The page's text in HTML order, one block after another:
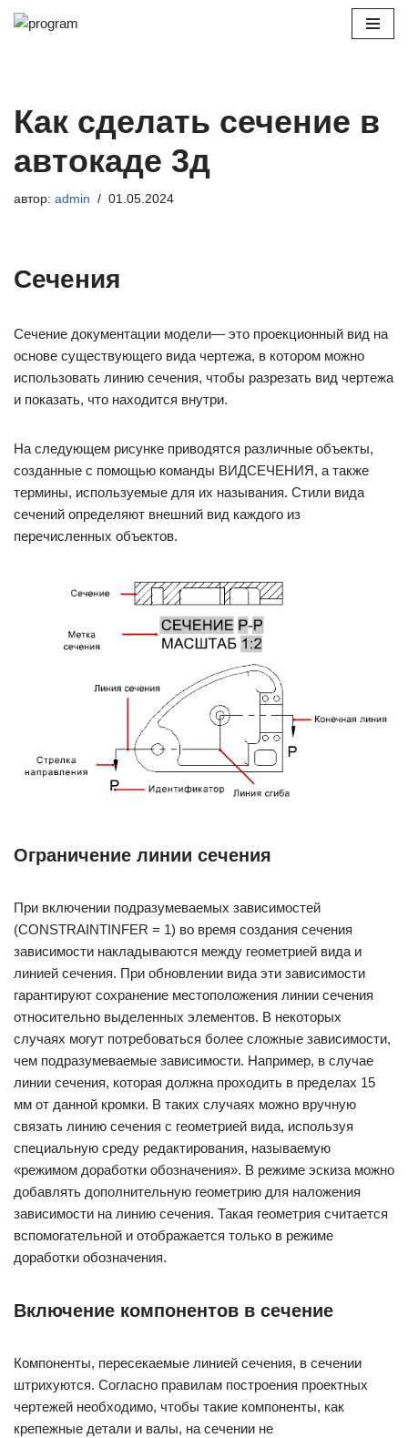
Как сделать сечение в
автокаде 3д
автор: admin 01.05.2024
Сечения
Сечение документации модели— это проекционный вид на
основе существующего вида чертежа, в котором можно
использовать линию сечения, чтобы разрезать вид чертежа
и показать, что находится внутри.
На следующем рисунке приводятся различные объекты,
созданные с помощью команды ВИДСЕЧЕНИЯ, а также
термины, используемые для их называния. Стили вида
сечений определяют внешний вид каждого из
перечисленных объектов.
Ограничение линии сечения
При включении подразумеваемых зависимостей
(CONSTRAINTINFER = 1) во время создания сечения
зависимости накладываются между геометрией вида и
линией сечения. При обновлении вида эти зависимости
гарантируют сохранение местоположения линии сечения
относительно выделенных элементов. В некоторых
случаях могут потребоваться более сложные зависимости,
чем подразумеваемые зависимости. Например, в случае
линии сечения, которая должна проходить в пределах 15
мм от данной кромки. В таких случаях можно вручную
связать линию сечения с геометрией вида, используя
специальную среду редактирования, называемую
«режимом доработки обозначения». В режиме эскиза можно
добавлять дополнительную геометрию для наложения
зависимости на линию сечения. Такая геометрия считается
вспомогательной и отображается только в режиме
доработки обозначения.
Включение компонентов в сечение
Компоненты, пересекаемые линией сечения, в сечении
штрихуются. Согласно правилам построения проектных
чертежей необходимо, чтобы такие компоненты, как
крепежные детали и валы, на сечении не